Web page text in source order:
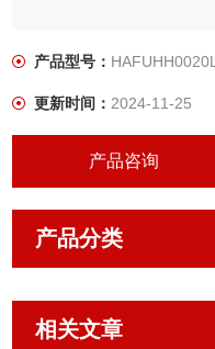
产品型号：
更新时间：2024-11-25
产品咨询
产品分类
相关文章